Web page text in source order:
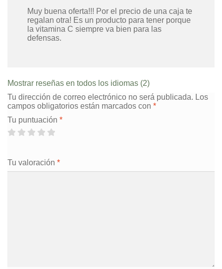
Muy buena oferta!!! Por el precio de una caja te
regalan otra! Es un producto para tener porque
la vitamina C siempre va bien para las
defensas.
Mostrar reseñas en todos los idiomas (2)
Tu dirección de correo electrónico no será publicada. Los
campos obligatorios están marcados con *
Tu puntuación *
Tu valoración *